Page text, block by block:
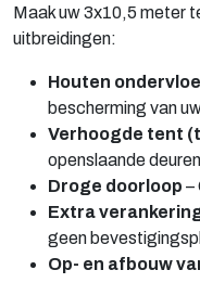
Maak uw 3x10,5 meter
uitbreidingen:
Houten
bescherming van
Verhoogde tent
openslaande deuren
Droge doorloop –
Extra
geen
Op- en afbouw